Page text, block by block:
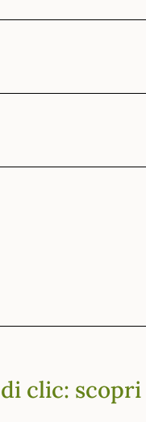
clic: